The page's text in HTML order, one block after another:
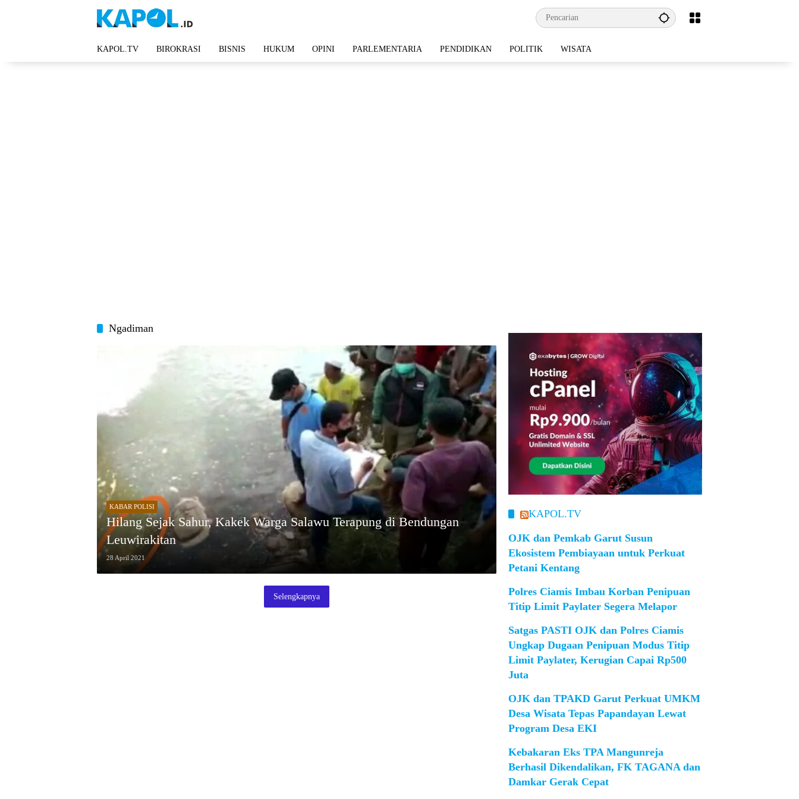
KAPOL.TV BIROKRASI BISNIS HUKUM OPINI PARLEMENTARIA PENDIDIKAN POLITIK WISATA
Ngadiman
KABAR POLISI
Hilang Sejak Sahur, Kakek Warga Salawu Terapung di Bendungan
Leuwirakitan
28 April 2021
Selengkapnya
KAPOL.TV
OJK dan Pemkab Garut Susun
Ekosistem Pembiayaan untuk Perkuat
Petani Kentang
Polres Ciamis Imbau Korban Penipuan
Titip Limit Paylater Segera Melapor
Satgas PASTI OJK dan Polres Ciamis
Ungkap Dugaan Penipuan Modus Titip
Limit Paylater, Kerugian Capai Rp500
Juta
OJK dan TPAKD Garut Perkuat UMKM
Desa Wisata Tepas Papandayan Lewat
Program Desa EKI
Kebakaran Eks TPA Mangunreja
Berhasil Dikendalikan, FK TAGANA dan
Damkar Gerak Cepat